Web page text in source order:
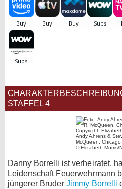
STAFFEL 4
Andy Ahrens &
McQueen, Chicago
© Elizabeth Morris/
Danny Borrelli ist verheiratet,
Leidenschaft Feuerwehrmann
jüngerer Bruder Jimmy Borrelli